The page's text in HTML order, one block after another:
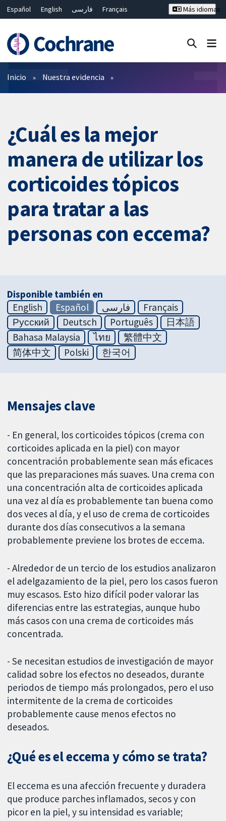
Español English فارسی
Français
Bahasa Malaysia
ไทย 繁體中文
Más idiomas
Filtros
Inicio Nuestra evidencia
¿Cuál es la mejor
manera de utilizar los
corticoides tópicos
para tratar a las
personas con eccema?
Disponible también en
English
Español فارسی
Français
Русский
Deutsch Português
日本語
Bahasa Malaysia
ไทย
繁體中文
简体中文
Polski 한국어
Mensajes clave
- En general, los corticoides tópicos (crema con
corticoides aplicada en la piel) con mayor
concentración probablemente sean más eficaces
que las preparaciones más suaves. Una crema con
una concentración alta de corticoides aplicada
una vez al día es probablemente tan buena como
dos veces al día, y el uso de crema de corticoides
durante dos días consecutivos a la semana
probablemente previene los brotes de eccema.
- Alrededor de un tercio de los estudios analizaron
el adelgazamiento de la piel, pero los casos fueron
muy escasos. Esto hizo difícil poder valorar las
diferencias entre las estrategias, aunque hubo
más casos con una crema de corticoides más
concentrada.
- Se necesitan estudios de investigación de mayor
calidad sobre los efectos no deseados, durante
periodos de tiempo más prolongados, pero el uso
intermitente de la crema de corticoides
probablemente cause menos efectos no
deseados.
¿Qué es el eccema y cómo se trata?
El eccema es una afección frecuente y duradera
que produce parches inflamados, secos y con
picor en la piel, y su intensidad es variable;